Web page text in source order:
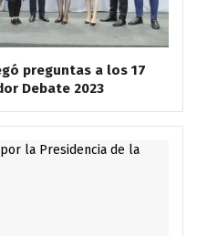
preguntas a los 17
Debate 2023